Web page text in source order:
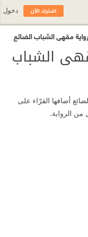
مقهى الشباب الضائع
الشباب
أضافها القرّاء على
من الرواية.
اشترك الآن دخول